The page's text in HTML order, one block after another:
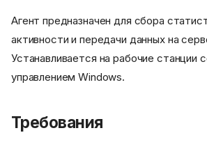
Агент предназначен для сбора
активности и передачи данных на
Устанавливается на рабочие станции
управлением Windows.
Требования